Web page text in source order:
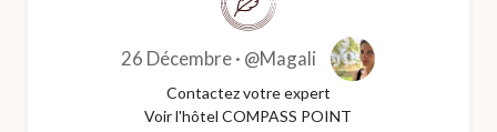
26 Décembre · @Magali
Contactez votre expert
Voir l'hôtel COMPASS POINT